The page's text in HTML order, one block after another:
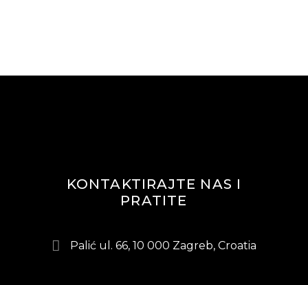
KONTAKTIRAJTE NAS I
PRATITE
Palić ul. 66, 10 000 Zagreb, Croatia